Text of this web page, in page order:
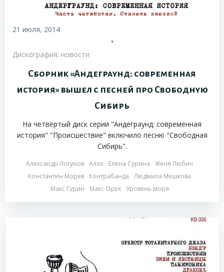
21 июля, 2014
•
Дискография: новости
Сборник «Андеграунд: современная
история» вышел с песней про Свободную
Сибирь
На четвёртый диск серии "Андеграунд: современная
история" "Происшествие" включило песню "Свободная
Сибирь".
Александр Логунов Алоэ Елена Сурина
Женя Любич
Константин Морев
Контрабанда
Людмила Мешкова
Макс Гурин
Макс Орех Уровень моря